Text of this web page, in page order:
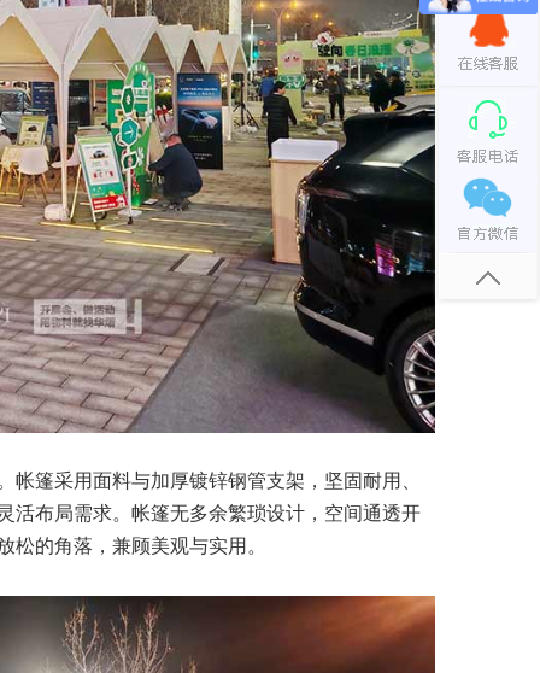
篷采用面料与加厚镀锌钢管支架，坚固耐用、
活布局需求。帐篷无多余繁琐设计，空间通透开
的角落，兼顾美观与实用。